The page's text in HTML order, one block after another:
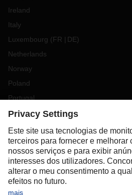
Ireland
Italy
Luxembourg (FR DE)
Netherlands
Norway
Poland
Portugal
Romania
Slovakia
Spain
Sweden
Switzerland(DE FR)
Turkey